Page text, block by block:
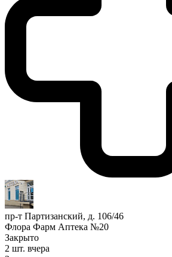
пр-т Партизанский, д. 106/46
Флора Фарм Аптека №20
Закрыто
2 шт. вчера